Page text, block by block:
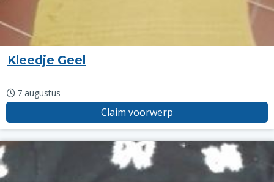
Kleedje Geel
7 augustus
Claim voorwerp